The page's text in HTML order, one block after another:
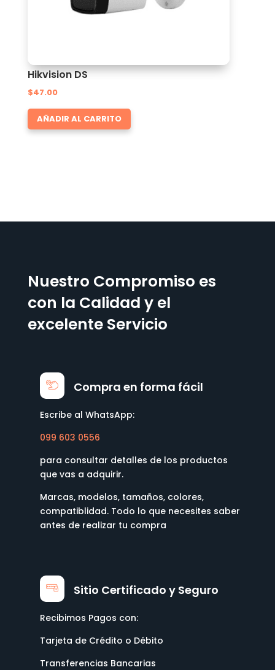
Hikvision DS
$47.00
AÑADIR AL CARRITO
Nuestro Compromiso es
con la Calidad y el
excelente Servicio
Compra en forma fácil
Escribe al WhatsApp:
099 603 0556
para consultar detalles de los productos
que vas a adquirir.
Marcas, modelos, tamaños, colores,
compatiblidad. Todo lo que necesites saber
antes de realizar tu compra
Sitio Certificado y Seguro
Recibimos Pagos con:
Tarjeta de Crédito o Débito
Transferencias Bancarias